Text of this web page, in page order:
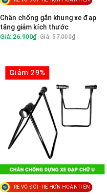
Chân chống gắn khung xe đạp
tăng giảm kích thước
Giá: 26.900₫ Giá: 57.000₫
Giảm 29%
RẺ VÔ ĐỐI - RẺ HƠN HOÀN TIỀN